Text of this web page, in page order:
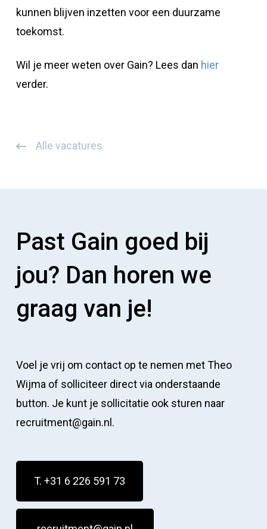
kunnen blijven inzetten voor een duurzame
toekomst.
Wil je meer weten over Gain? Lees dan hier
verder.
Alle vacatures
Past Gain goed bij
jou? Dan horen we
graag van je!
Voel je vrij om contact op te nemen met Theo
Wijma of solliciteer direct via onderstaande
button. Je kunt je sollicitatie ook sturen naar
recruitment@gain.nl.
T. +31 6 226 591 73